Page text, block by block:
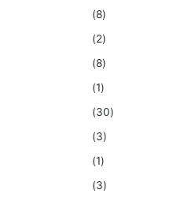
(8)
(2)
(8)
(1)
(30)
(3)
(1)
(3)